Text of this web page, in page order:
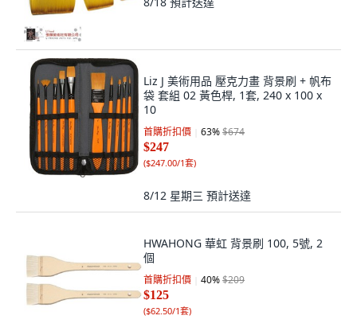
Liz J 美術用品 壓克力畫 背景刷 + 帆布
袋 套組 02 黃色桿, 1套, 240 x 100 x
10
首購折扣價 63%$674
$247
($247.00/1套)
8/12 星期三 預計送達
HWAHONG 華虹 背景刷 100, 5號, 2
個
首購折扣價 40%$209
$125
($62.50/1套)